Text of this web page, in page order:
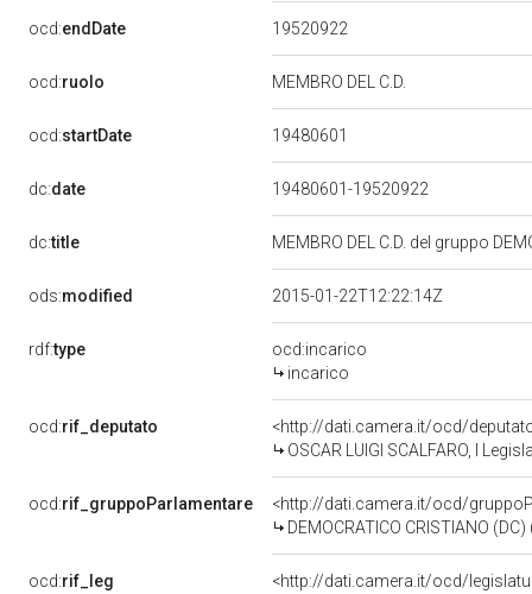
ocd:endDate 19520922
ocd:ruolo MEMBRO DEL C.D.
ocd:startDate 19480601
dc:date 19480601-19520922
dc:title MEMBRO DEL C.D. del gruppo
ods:modified 2015-01-22T12:22:14Z
rdf:type
ocd:incarico
incarico
ocd:rif_deputato
<http://dati.camera.it/ocd/
OSCAR LUIGI SCALFARO, I
ocd:rif_gruppoParlamentare
<http://dati.camera.it/ocd/
DEMOCRATICO CRISTIANO
ocd:rif_leg
<http://dati.camera.it/ocd/